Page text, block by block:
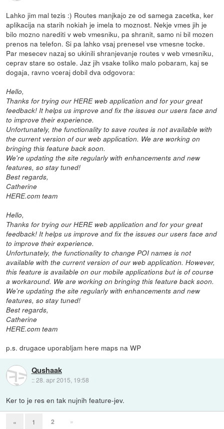
Lahko jim mal tezis :) Routes manjkajo ze od samega zacetka, ker
aplikacija na starih nokiah je imela to moznost. Nekje vmes jih je
bilo mozno narediti v web vmesniku, pa shranit, samo ni bil mozen
prenos na telefon. Si pa lahko vsaj prenesel vse vmesne tocke.
Par mesecev nazaj so ukinili shranjevanje routes v web vmesniku,
ceprav stare so ostale. Jaz jih vsake toliko malo pobaram, kaj se
dogaja, ravno vceraj dobil dva odgovora:
Hello,
Thanks for trying our HERE web application and for your great
feedback! It helps us improve and fix the issues our users face and
to improve their experience.
Unfortunately, the functionality to save routes is not available with
the current version of our web application. We are working on
bringing this feature back soon.
We're updating the site regularly with enhancements and new
features, so stay tuned!
Best regards,
Catherine
HERE.com team
Hello,
Thanks for trying our HERE web application and for your great
feedback! It helps us improve and fix the issues our users face and
to improve their experience.
Unfortunately, the functionality to change POI names is not
available with the current version of our web application. However,
this feature is available on our mobile applications but is of course
a workaround. We are working on bringing this feature back soon.
We're updating the site regularly with enhancements and new
features, so stay tuned!
Best regards,
Catherine
HERE.com team
p.s. drugace uporabljam here maps na WP
Qushaak
::28. apr 2015, 19:58
Ker to je res en tak nujnih feature-jev.
« 1 2 »